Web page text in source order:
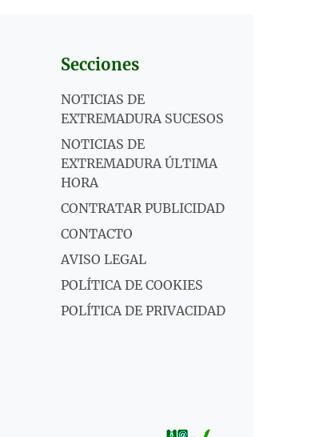
Secciones
NOTICIAS DE
EXTREMADURA SUCESOS
NOTICIAS DE
EXTREMADURA ÚLTIMA
HORA
CONTRATAR PUBLICIDAD
CONTACTO
AVISO LEGAL
POLÍTICA DE COOKIES
POLÍTICA DE PRIVACIDAD